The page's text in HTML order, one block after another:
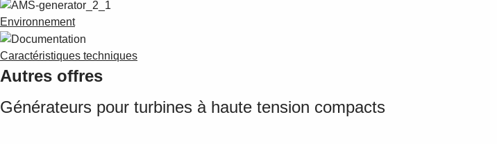
Environnement
Caractéristiques techniques
Autres offres
Générateurs pour turbines à haute tension compacts